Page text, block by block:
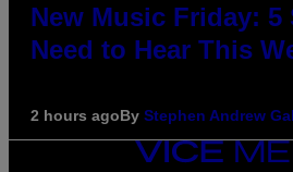
New Music Friday: 5
Need to Hear This
2 hours agoBy Stephen Andrew
VICE
MEDIA